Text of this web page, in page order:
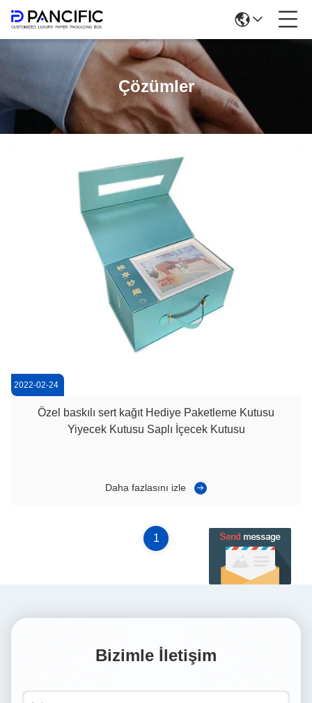
Çözümler
2022-02-24
Özel baskılı sert kağıt Hediye Paketleme Kutusu
Yiyecek Kutusu Saplı İçecek Kutusu
Daha fazlasını izle
1
Bizimle İletişim